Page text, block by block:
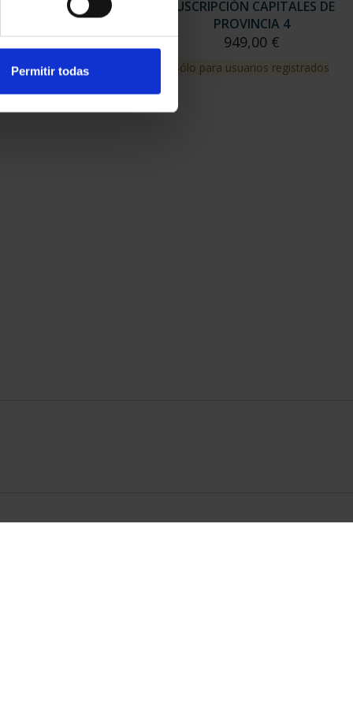
Permitir todas
CAPITALES DE
PROVINCIA 3
949,00 €
para usuarios registrados
SUSCRIPCIÓN CAPITALES DE
PROVINCIA 4
949,00 €
Sólo para usuarios registrados